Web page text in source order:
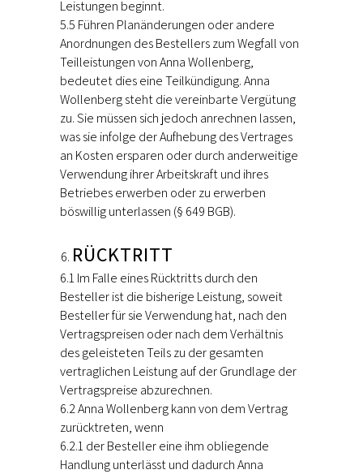
Leistungen beginnt.
5.5 Führen Planänderungen oder andere
Anordnungen des Bestellers zum Wegfall von
Teilleistungen von Anna Wollenberg,
bedeutet dies eine Teilkündigung. Anna
Wollenberg steht die vereinbarte Vergütung
zu. Sie müssen sich jedoch anrechnen lassen,
was sie infolge der Aufhebung des Vertrages
an Kosten ersparen oder durch anderweitige
Verwendung ihrer Arbeitskraft und ihres
Betriebes erwerben oder zu erwerben
böswillig unterlassen (§ 649 BGB).
RÜCKTRITT
6.1 Im Falle eines Rücktritts durch den
Besteller ist die bisherige Leistung, soweit
Besteller für sie Verwendung hat, nach den
Vertragspreisen oder nach dem Verhältnis
des geleisteten Teils zu der gesamten
vertraglichen Leistung auf der Grundlage der
Vertragspreise abzurechnen.
6.2 Anna Wollenberg kann von dem Vertrag
zurücktreten, wenn
6.2.1 der Besteller eine ihm obliegende
Handlung unterlässt und dadurch Anna